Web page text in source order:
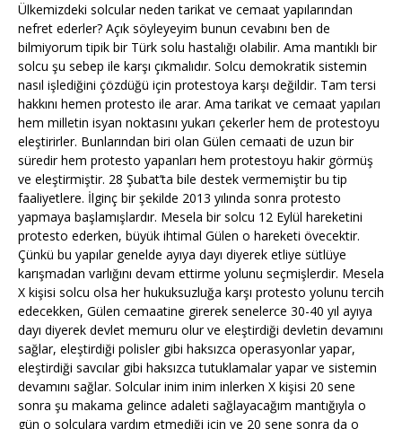
Ülkemizdeki solcular neden tarikat ve cemaat yapılarından
nefret ederler? Açık söyleyeyim bunun cevabını ben de
bilmiyorum tipik bir Türk solu hastalığı olabilir. Ama mantıklı bir
solcu şu sebep ile karşı çıkmalıdır. Solcu demokratik sistemin
nasıl işlediğini çözdüğü için protestoya karşı değildir. Tam tersi
hakkını hemen protesto ile arar. Ama tarikat ve cemaat yapıları
hem milletin isyan noktasını yukarı çekerler hem de protestoyu
eleştirirler. Bunlarından biri olan Gülen cemaati de uzun bir
süredir hem protesto yapanları hem protestoyu hakir görmüş
ve eleştirmiştir. 28 Şubat’ta bile destek vermemiştir bu tip
faaliyetlere. İlginç bir şekilde 2013 yılında sonra protesto
yapmaya başlamışlardır. Mesela bir solcu 12 Eylül hareketini
protesto ederken, büyük ihtimal Gülen o hareketi övecektir.
Çünkü bu yapılar genelde ayıya dayı diyerek etliye sütlüye
karışmadan varlığını devam ettirme yolunu seçmişlerdir. Mesela
X kişisi solcu olsa her hukuksuzluğa karşı protesto yolunu tercih
edecekken, Gülen cemaatine girerek senelerce 30-40 yıl ayıya
dayı diyerek devlet memuru olur ve eleştirdiği devletin devamını
sağlar, eleştirdiği polisler gibi haksızca operasyonlar yapar,
eleştirdiği savcılar gibi haksızca tutuklamalar yapar ve sistemin
devamını sağlar. Solcular inim inim inlerken X kişisi 20 sene
sonra şu makama gelince adaleti sağlayacağım mantığıyla o
gün o solculara yardım etmediği için ve 20 sene sonra da o